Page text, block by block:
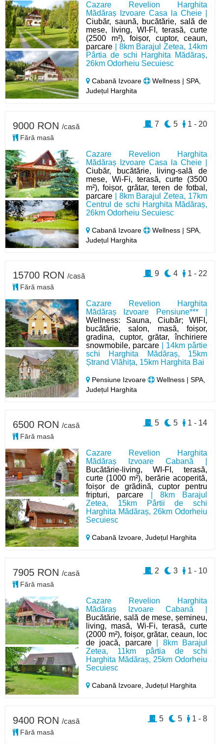
Cazare Revelion Harghita
Mădăraș Izvoare Casa la Cheie |
Ciubăr, saună, bucătărie, sală de
mese, living, WI-FI, terasă, curte
(2500 m²), foișor, cuptor, ceaun,
parcare | 8km Barajul Zetea, 14km
Pârtia de schi Harghita Mădăraș,
26km Odorheiu Secuiesc
Cabană Izvoare
Wellness | SPA,
Județul Harghita
Cazare Revelion Harghita
Mădăraș Izvoare Casa la Cheie |
Ciubăr, bucătărie, living-sală de
mese, Wi-Fi, terasă, curte (3500
m²), foișor, grătar, teren de fotbal,
parcare | 8km Barajul Zetea, 17km
Centrul de schi Harghita Mădăraș,
26km Odorheiu Secuiesc
Cabană Izvoare
Wellness | SPA,
Județul Harghita
9000 RON /casă
Fără masă
1 - 20
5
7
Cazare Revelion Harghita
Mădăraș Izvoare Pensiune*** |
Wellness: Sauna, Ciubăr; WIFI,
bucătărie, salon, masă, foișor,
gradina, cuptor, grătar, închiriere
snowmobile, parcare | 14km pârtie
schi Harghita Mădăraș, 15km
Ștrand Vlăhița, 15km Harghita Bai
Pensiune Izvoare
Wellness | SPA,
Județul Harghita
15700 RON /casă
Fără masă
1 - 22
4
9
Cazare Revelion Harghita
Mădăraș Izvoare Cabană |
Bucătărie-living, WI-FI, terasă,
curte (1000 m²), berărie acoperită,
foișor de grădină, cuptor pentru
fripturi, parcare | 8km Barajul
Zetea, 15km Pârtii de schi
Harghita Mădăraș, 26km Odorheiu
Secuiesc
Cabană Izvoare,Județul Harghita
6500 RON /casă
Fără masă
1 - 14
5
5
Cazare Revelion Harghita
Mădăraș Izvoare Cabană |
Bucătărie, sală de mese, șemineu,
living, masă, Wi-Fi, terasă, curte
(2000 m²), foișor, grătar, ceaun, loc
de joacă, parcare| 8km Barajul
Zetea, 11km pârtia de schi
Harghita Mădăraș, 25km Odorheiu
Secuiesc
Cabană Izvoare,Județul Harghita
7905 RON /casă
Fără masă
1 - 10
3
2
9400 RON /casă
Fără masă
1 - 8
5
5